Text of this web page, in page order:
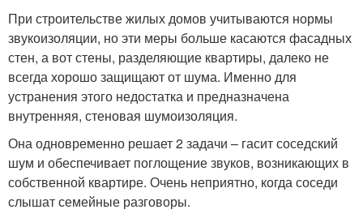
При строительстве жилых домов учитываются нормы
звукоизоляции, но эти меры больше касаются фасадных
стен, а вот стены, разделяющие квартиры, далеко не
всегда хорошо защищают от шума. Именно для
устранения этого недостатка и предназначена
внутренняя, стеновая шумоизоляция.
Она одновременно решает 2 задачи – гасит соседский
шум и обеспечивает поглощение звуков, возникающих в
собственной квартире. Очень неприятно, когда соседи
слышат семейные разговоры.